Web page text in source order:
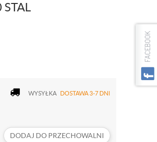
WYSYŁKA DOSTAWA 3-7 DNI
DODAJ DO PRZECHOWALNI